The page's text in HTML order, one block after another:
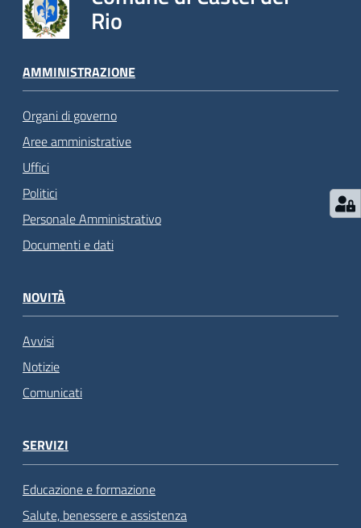
Rio
AMMINISTRAZIONE
Organi di governo
Aree amministrative
Uffici
Politici
Personale Amministrativo
Documenti e dati
NOVITÀ
Avvisi
Notizie
Comunicati
SERVIZI
Educazione e formazione
Salute, benessere e assistenza